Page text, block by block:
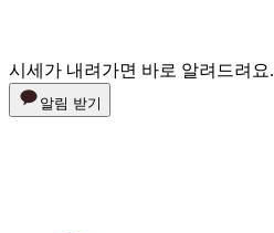
시세가 내려가면 바로 알려드려요.
알림 받기